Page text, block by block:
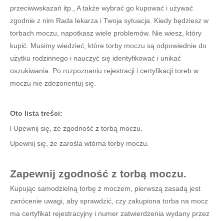
przeciwwskazań itp., A także wybrać go kupować i używać
zgodnie z nim Rada lekarza i Twoja sytuacja. Kiedy będziesz w
torbach moczu, napotkasz wiele problemów. Nie wiesz, który
kupić. Musimy wiedzieć, które torby moczu są odpowiednie do
użytku rodzinnego i nauczyć się identyfikować i unikać
oszukiwania. Po rozpoznaniu rejestracji i certyfikacji toreb w
moczu nie zdezorientuj się.
Oto lista treści:
l Upewnij się, że zgodność z torbą moczu.
Upewnij się, że zarośla wtórna torby moczu.
Zapewnij zgodność z torbą moczu.
Kupując samodzielną torbę z moczem, pierwszą zasadą jest
zwrócenie uwagi, aby sprawdzić, czy zakupiona torba na mocz
ma certyfikat rejestracyjny i numer zatwierdzenia wydany przez